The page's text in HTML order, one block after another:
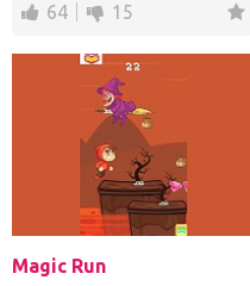
64 15
Magic Run